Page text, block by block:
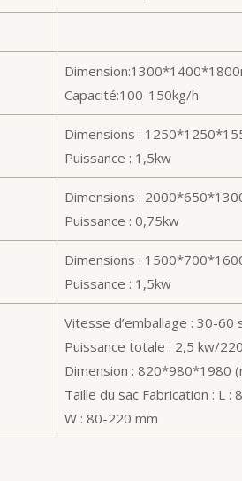
Capacité:100-150kg/h
Dimensions :
Puissance : 1,5kw
Dimensions :
Puissance : 0,75kw
Dimensions :
Puissance : 1,5kw
Vitesse d’emballage : 30-60
Puissance totale : 2,5 kw/
Dimension : 820*980*1980
Taille du sac Fabrication : L :
W : 80-220 mm